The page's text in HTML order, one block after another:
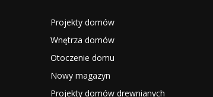
Projekty domów
Wnętrza domów
Otoczenie domu
Nowy magazyn
Projekty domów drewnianych